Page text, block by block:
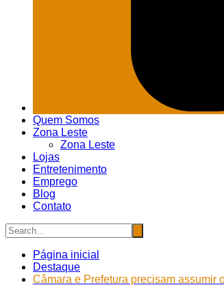
Quem Somos
Zona Leste
Zona Leste
Lojas
Entretenimento
Emprego
Blog
Contato
Página inicial
Destaque
Câmara e Prefetura precisam assumir